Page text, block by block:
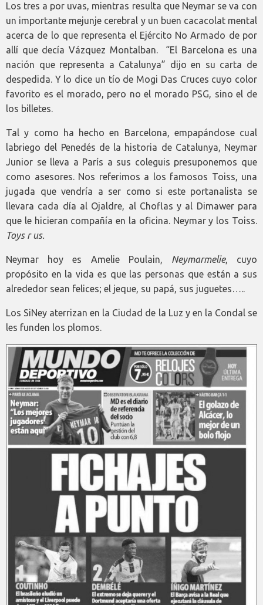
Los tres a por uvas, mientras resulta que Neymar se va con
un importante mejunje cerebral y un buen cacacolat mental
acerca de lo que representa el Ejército No Armado de por
allí que decía Vázquez Montalban. “El Barcelona es una
nación que representa a Catalunya” dijo en su carta de
despedida. Y lo dice un tío de Mogi Das Cruces cuyo color
favorito es el morado, pero no el morado PSG, sino el de
los billetes.
Tal y como ha hecho en Barcelona, empapándose cual
labriego del Penedés de la historia de Catalunya, Neymar
Junior se lleva a París a sus coleguis presuponemos que
como asesores. Nos referimos a los famosos Toiss, una
jugada que vendría a ser como si este portanalista se
llevara cada día al Ojaldre, al Choflas y al Dimawer para
que le hicieran compañía en la oficina. Neymar y los Toiss.
Toys r us.
Neymar hoy es Amelie Poulain, Neymarmelie, cuyo
propósito en la vida es que las personas que están a sus
alrededor sean felices; el jeque, su papá, sus juguetes…..
Los SiNey aterrizan en la Ciudad de la Luz y en la Condal se
les funden los plomos.